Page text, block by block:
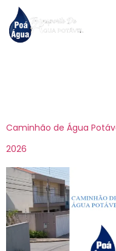
Caminhão de Água
2026